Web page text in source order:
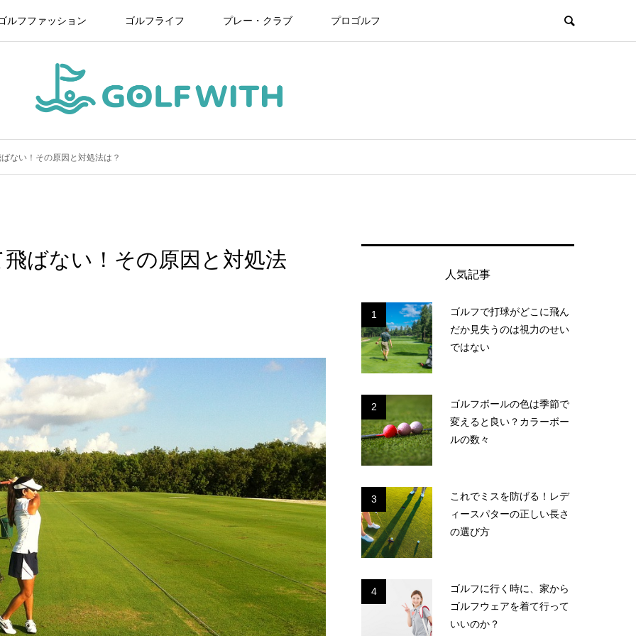
ルフファッション ゴルフライフ プレー・クラブ プロゴルフ
ない！その原因と対処法は？
ばない！その原因と対処法
人気記事
1
ゴルフで打球がどこに飛ん
だか見失うのは視力のせい
ではない
2
ゴルフボールの色は季節で
変えると良い？カラーボー
ルの数々
3
これでミスを防げる！レデ
ィースパターの正しい長さ
の選び方
4
ゴルフに行く時に、家から
ゴルフウェアを着て行って
いいのか？